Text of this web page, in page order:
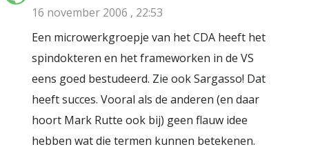
16 november 2006 , 22:53
Een microwerkgroepje van het CDA heeft het
spindokteren en het frameworken in de VS
eens goed bestudeerd. Zie ook Sargasso! Dat
heeft succes. Vooral als de anderen (en daar
hoort Mark Rutte ook bij) geen flauw idee
hebben wat die termen kunnen betekenen.